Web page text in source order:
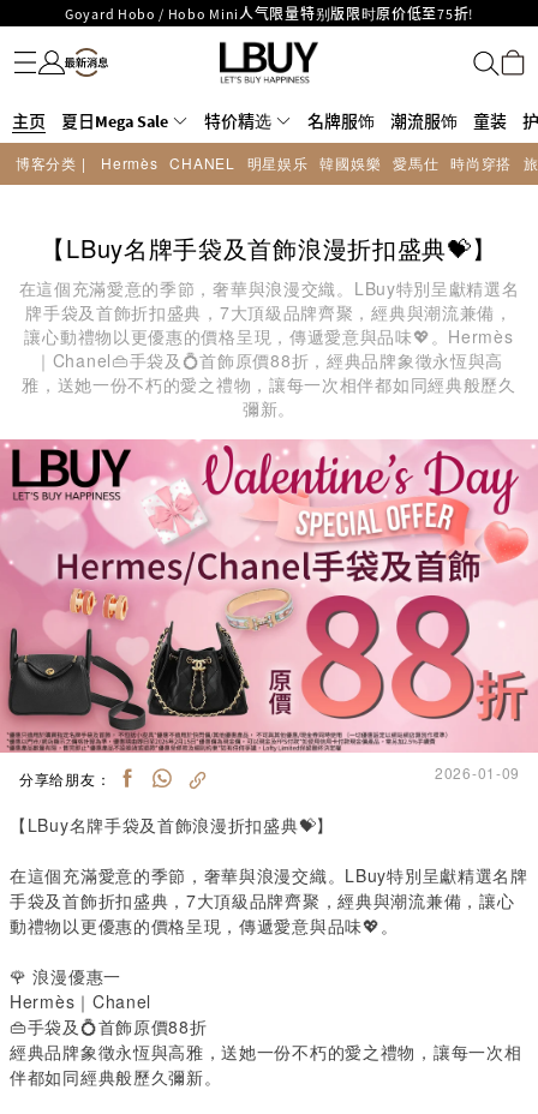
Goyard Hobo / Hobo Mini人气限量特别版限时原价低至75折!
LBuy呈献 - Hermès 及 Chanel 手袋及首饰低至6折，立即入手!
LBuy Nintendo Switch / Nintendo Switch 2 正规商品零售店登陆MOKO 4楼
重要通告：银行转帐及转数快付款注意事项
购物满HKD500即享免运费！
LBuy获香港知识产权署颁发2026《正版正货承诺》商标
名牌服饰
潮流服饰
童装
护肤美妆
香水香薰
个人护理
母婴护理
游戏及精品玩具
文仪用品
家居生活
电子产品
美食
医药保健
运动与户外用品
主页 夏日Mega Sale 特价精选 名牌服饰 潮流服饰 童装
博客分类 | Hermès CHANEL 明星娱乐 韓國娛樂 愛馬仕 時尚穿搭
【LBuy名牌手袋及首飾浪漫折扣盛典💝】
在這個充滿愛意的季節，奢華與浪漫交織。LBuy特別呈獻精選名
牌手袋及首飾折扣盛典，7大頂級品牌齊聚，經典與潮流兼備，
讓心動禮物以更優惠的價格呈現，傳遞愛意與品味💖。Hermès
｜Chanel👜手袋及💍首飾原價88折，經典品牌象徵永恆與高
雅，送她一份不朽的愛之禮物，讓每一次相伴都如同經典般歷久
彌新。
分享给朋友： 2026-01-09
【LBuy名牌手袋及首飾浪漫折扣盛典💝】
在這個充滿愛意的季節，奢華與浪漫交織。LBuy特別呈獻精選名牌
手袋及首飾折扣盛典，7大頂級品牌齊聚，經典與潮流兼備，讓心
動禮物以更優惠的價格呈現，傳遞愛意與品味💖。
🌹 浪漫優惠一
Hermès｜Chanel
👜手袋及 💍首飾原價88折
經典品牌象徵永恆與高雅，送她一份不朽的愛之禮物，讓每一次相
伴都如同經典般歷久彌新。